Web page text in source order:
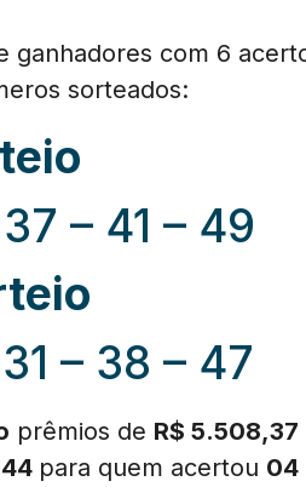
com 6
sorteados:
– 41 – 49
– 38 – 47
prêmios de R$ 5.508,37
para quem acertou 04